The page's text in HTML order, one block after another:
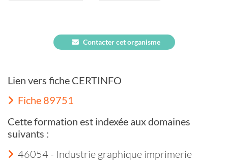
Contacter cet organisme
Lien vers fiche CERTINFO
Fiche 89751
Cette formation est indexée aux domaines
suivants :
46054 - Industrie graphique imprimerie